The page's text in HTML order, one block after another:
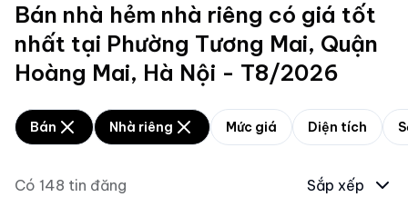
Bán nhà hẻm nhà riêng có giá tốt
nhất tại Phường Tương Mai, Quận
Hoàng Mai, Hà Nội - T8/2026
Bán Nhà riêng Mức giá Diện tích
Có 148 tin đăng Sắp xếp